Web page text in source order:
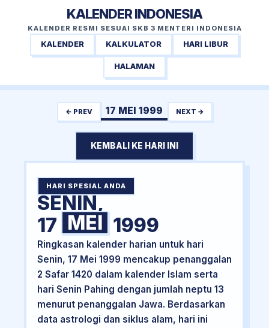
KALENDER INDONESIA
KALENDER RESMI SESUAI SKB 3 MENTERI INDONESIA
KALENDER KALKULATOR HARI LIBUR
HALAMAN
← PREV 17 MEI 1999 NEXT →
KEMBALI KE HARI INI
HARI SPESIAL ANDA
SENIN,
17 MEI 1999
Ringkasan kalender harian untuk hari
Senin, 17 Mei 1999 mencakup penanggalan
2 Safar 1420 dalam kalender Islam serta
hari Senin Pahing dengan jumlah neptu 13
menurut penanggalan Jawa. Berdasarkan
data astrologi dan siklus alam, hari ini